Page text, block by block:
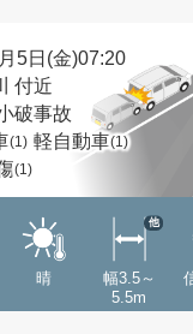
5日(金)07:20
付近
破事故
(1) 軽自動車(1)
(1)
晴
幅3.5～
5.5m
他